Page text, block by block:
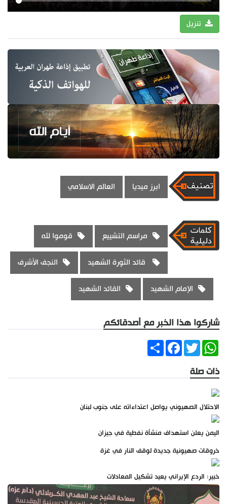
تنزيل
ابرز ميديا العالم الاسلامي
مراسم التشييع قوموا لله
قائد الثورة الشهيد النجف الأشرف
الإمام الشهيد القائد الشهيد
شاركوا هذا الخبر مع أصدقائكم
ShareFacebookTwitter
WhatsApp
ذات صلة
الاحتلال الصهيوني يواصل اعتداءاته على جنوب لبنان
اليمن يعلن استهداف منشأة نفطية في جيزان
خروقات صهيونية جديدة لوقف النار في غزة
خبير: الردع الإيراني يعيد تشكيل المعادلات